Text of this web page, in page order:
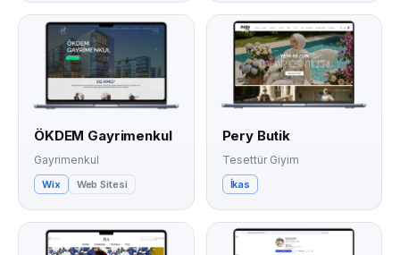
ÖKDEM Gayrimenkul
Gayrimenkul
Wix Web Sitesi
Pery Butik
Tesettür Giyim
İkas